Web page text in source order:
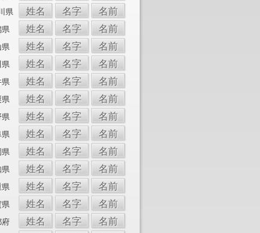
県 姓名 名字 名前
県 姓名 名字 名前
県 姓名 名字 名前
県 姓名 名字 名前
県 姓名 名字 名前
県 姓名 名字 名前
県 姓名 名字 名前
県 姓名 名字 名前
県 姓名 名字 名前
県 姓名 名字 名前
県 姓名 名字 名前
県 姓名 名字 名前
府 姓名 名字 名前